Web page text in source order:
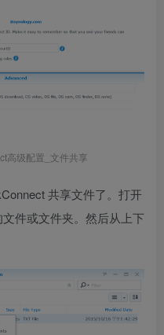
高级配置_文件共享
共享文件了。打开
件或文件夹。然后从上下